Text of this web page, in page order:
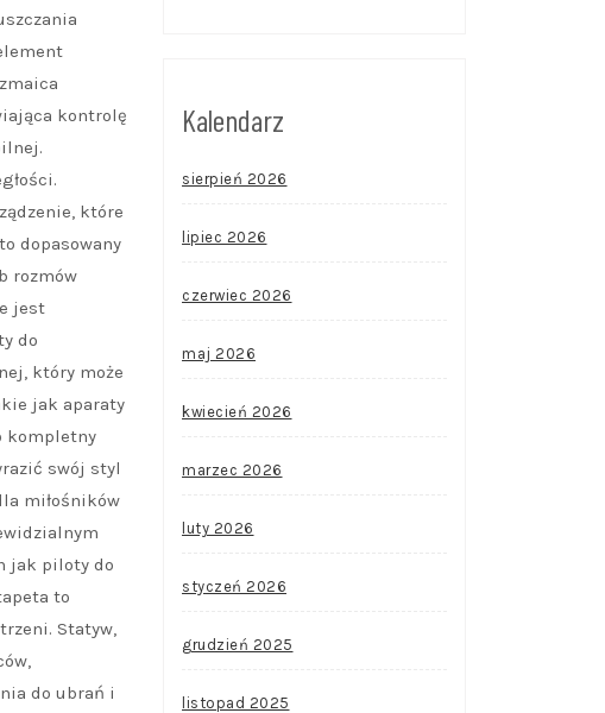
kontrolę
które
dopasowany
rozmów
jest
do
który może
jak aparaty
kompletny
swój styl
miłośników
jak piloty do
to
Statyw,
do ubrań i
Kalendarz
sierpień 2026
lipiec 2026
czerwiec 2026
maj 2026
kwiecień 2026
marzec 2026
luty 2026
styczeń 2026
grudzień 2025
listopad 2025